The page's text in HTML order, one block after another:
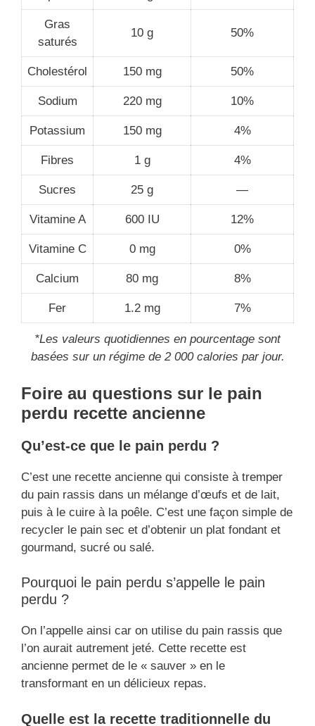
Gras
saturés
10 g 50%
Cholestérol 150 mg 50%
Sodium 220 mg 10%
Potassium 150 mg 4%
Fibres 1 g 4%
Sucres 25 g —
Vitamine A 600 IU 12%
Vitamine C 0 mg 0%
Calcium 80 mg 8%
Fer 1.2 mg 7%
*Les valeurs quotidiennes en pourcentage sont
basées sur un régime de 2 000 calories par jour.
Foire au questions sur le pain
perdu recette ancienne
Qu’est-ce que le pain perdu ?
C’est une recette ancienne qui consiste à tremper
du pain rassis dans un mélange d’œufs et de lait,
puis à le cuire à la poêle. C’est une façon simple de
recycler le pain sec et d’obtenir un plat fondant et
gourmand, sucré ou salé.
Pourquoi le pain perdu s’appelle le pain
perdu ?
On l’appelle ainsi car on utilise du pain rassis que
l’on aurait autrement jeté. Cette recette est
ancienne permet de le « sauver » en le
transformant en un délicieux repas.
Quelle est la recette traditionnelle du